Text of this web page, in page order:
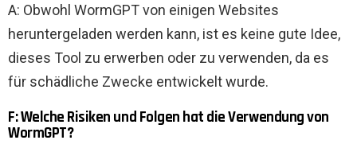
A: Obwohl WormGPT von einigen Websites
heruntergeladen werden kann, ist es keine gute Idee,
dieses Tool zu erwerben oder zu verwenden, da es
für schädliche Zwecke entwickelt wurde.
F: Welche Risiken und Folgen hat die Verwendung von
WormGPT?